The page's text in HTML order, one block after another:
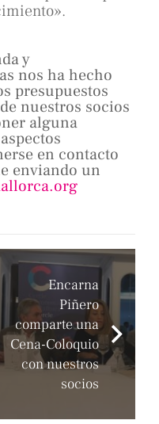
y
nos ha hecho
presupuestos
nuestros socios
alguna
en contacto
enviando un
Encarna
Piñero
comparte una
Cena-Coloquio
con nuestros
socios